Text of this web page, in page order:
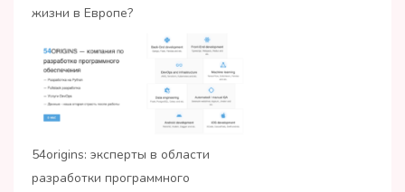
жизни в Европе?
54origins: эксперты в области
разработки программного